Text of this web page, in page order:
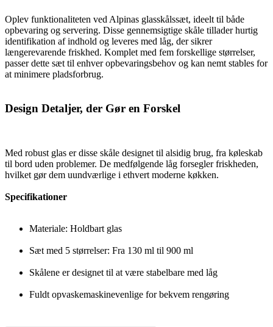
Oplev funktionaliteten ved Alpinas glasskålssæt, ideelt til både
opbevaring og servering. Disse gennemsigtige skåle tillader hurtig
identifikation af indhold og leveres med låg, der sikrer
længerevarende friskhed. Komplet med fem forskellige størrelser,
passer dette sæt til enhver opbevaringsbehov og kan nemt stables for
at minimere pladsforbrug.
Design Detaljer, der Gør en Forskel
Med robust glas er disse skåle designet til alsidig brug, fra køleskab
til bord uden problemer. De medfølgende låg forsegler friskheden,
hvilket gør dem uundværlige i ethvert moderne køkken.
Specifikationer
Materiale: Holdbart glas
Sæt med 5 størrelser: Fra 130 ml til 900 ml
Skålene er designet til at være stabelbare med låg
Fuldt opvaskemaskinevenlige for bekvem rengøring